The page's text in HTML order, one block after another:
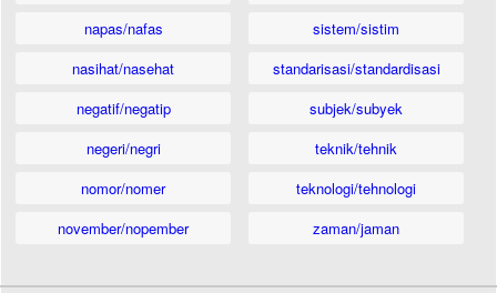
napas/nafas
nasihat/nasehat
negatif/negatip
negeri/negri
nomor/nomer
november/nopember
sistem/sistim
standarisasi/standardisasi
subjek/subyek
teknik/tehnik
teknologi/tehnologi
zaman/jaman